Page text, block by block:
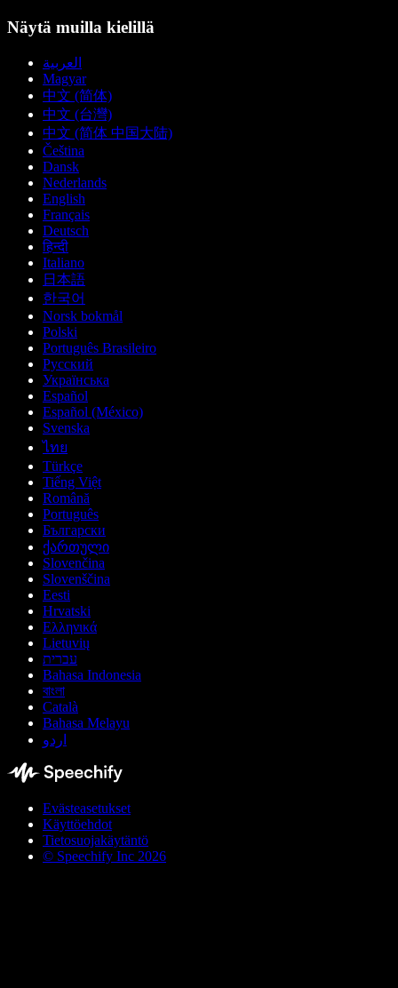
Näytä muilla kielillä
العربية
Magyar
中文 (简体)
中文 (台灣)
中文 (简体 中国大陆)
Čeština
Dansk
Nederlands
English
Français
Deutsch
हिन्दी
Italiano
日本語
한국어
Norsk bokmål
Polski
Português Brasileiro
Русский
Українська
Español
Español (México)
Svenska
ไทย
Türkçe
Tiếng Việt
Română
Português
Български
ქართული
Slovenčina
Slovenščina
Eesti
Hrvatski
Ελληνικά
Lietuvių
עברית
Bahasa Indonesia
বাংলা
Català
Bahasa Melayu
اردو
Evästeasetukset
Käyttöehdot
Tietosuojakäytäntö
© Speechify Inc 2026